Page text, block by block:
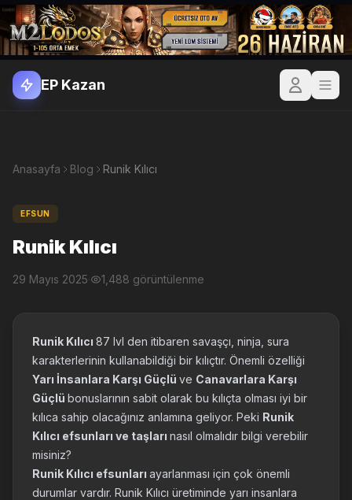
EP Kazan
Anasayfa Blog Runik Kılıcı
EFSUN
Runik Kılıcı
29 Mayıs 2025· 1,488 görüntülenme
Runik Kılıcı 87 lvl den itibaren savaşçı, ninja, sura
karakterlerinin kullanabildiği bir kılıçtır. Önemli özelliği
Yarı İnsanlara Karşı Güçlü ve Canavarlara Karşı
Güçlü bonuslarının sabit olarak bu kılıçta olması iyi bir
kılıca sahip olacağınız anlamına geliyor. Peki Runik
Kılıcı efsunları ve taşları nasıl olmalıdır bilgi verebilir
misiniz?
Runik Kılıcı efsunları ayarlanması için çok önemli
durumlar vardır. Runik Kılıcı üretiminde yarı insanlara